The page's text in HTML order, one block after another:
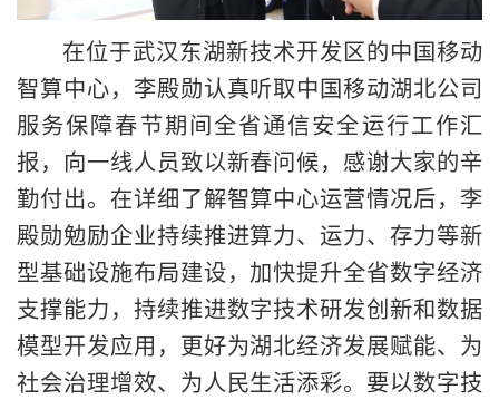
在位于武汉东湖新技术开发区的中国移动
智算中心，李殿勋认真听取中国移动湖北公司
服务保障春节期间全省通信安全运行工作汇
报，向一线人员致以新春问候，感谢大家的辛
勤付出。在详细了解智算中心运营情况后，李
殿勋勉励企业持续推进算力、运力、存力等新
型基础设施布局建设，加快提升全省数字经济
支撑能力，持续推进数字技术研发创新和数据
模型开发应用，更好为湖北经济发展赋能、为
社会治理增效、为人民生活添彩。要以数字技